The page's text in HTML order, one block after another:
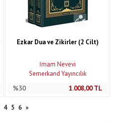
Ezkar Dua ve Zikirler (2 Cilt)
İmam Nevevi
Semerkand Yayıncılık
%30
1.008,00TL
4 5 6 »